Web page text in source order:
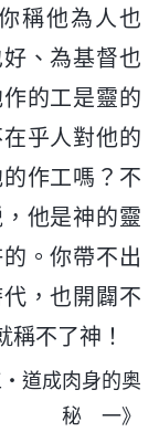
稱他為人也
、為基督也
的工是靈的
乎人對他的
作工嗎？不
他是神的靈
。你帶不出
，也開闢不
稱不了神！
道成肉身的奥
秘 一》